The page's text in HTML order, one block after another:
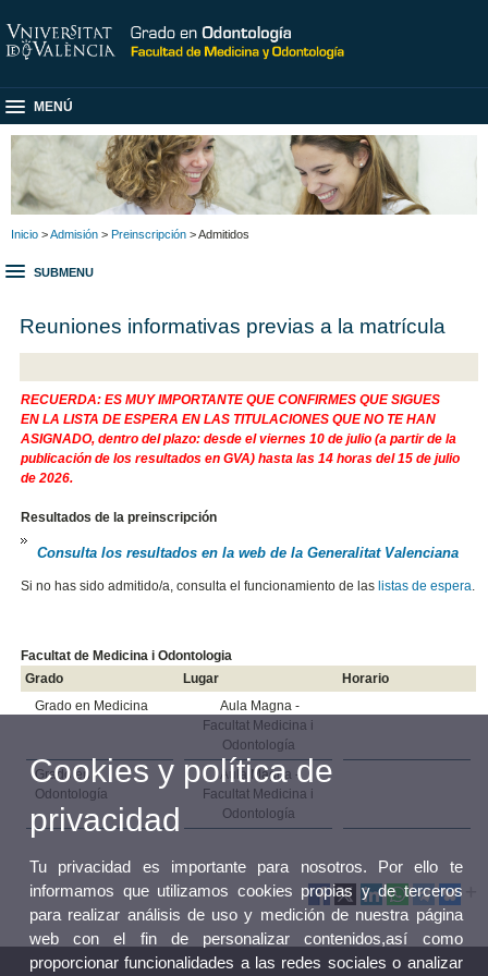
MENÚ
Inicio >Admisión > Preinscripción > Admitidos
SUBMENU
Reuniones informativas previas a la matrícula
RECUERDA: ES MUY IMPORTANTE QUE CONFIRMES QUE SIGUES
EN LA LISTA DE ESPERA EN LAS TITULACIONES QUE NO TE HAN
ASIGNADO, dentro del plazo: desde el viernes 10 de julio (a partir de la
publicación de los resultados en GVA) hasta las 14 horas del 15 de julio
de 2026.
Resultados de la preinscripción
Consulta los resultados en la web de la Generalitat Valenciana
Si no has sido admitido/a, consulta el funcionamiento de las listas de espera.
Facultat de Medicina i Odontologia
Grado
Lugar
Horario
Grado en Medicina
Aula Magna -
Facultat Medicina i
Odontología
Grado en
Odontología
Aula Magna -
Facultat Medicina i
Odontología
Cookies y política de
privacidad
Tu privacidad es importante para nosotros. Por ello te
informamos que utilizamos cookies propias y de terceros
para realizar análisis de uso y medición de nuestra página
web con el fin de personalizar contenidos,así como
proporcionar funcionalidades a las redes sociales o analizar